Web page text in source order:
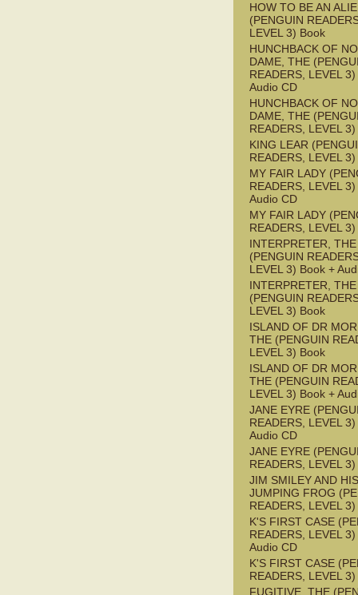
HOW TO BE AN
(PENGUIN
LEVEL 3) Book
HUNCHBACK OF
DAME, THE
READERS, LEVEL
Audio CD
HUNCHBACK OF
DAME, THE
READERS, LEVEL
KING LEAR
READERS, LEVEL
MY FAIR LADY
READERS, LEVEL
Audio CD
MY FAIR LADY
READERS, LEVEL
INTERPRETER, THE
(PENGUIN
LEVEL 3) Book +
INTERPRETER, THE
(PENGUIN
LEVEL 3) Book
ISLAND OF DR
THE (PENGUIN
LEVEL 3) Book
ISLAND OF DR
THE (PENGUIN
LEVEL 3) Book +
JANE EYRE
READERS, LEVEL
Audio CD
JANE EYRE
READERS, LEVEL
JIM SMILEY AND HIS
JUMPING FROG
READERS, LEVEL
K'S FIRST CASE
READERS, LEVEL
Audio CD
K'S FIRST CASE
READERS, LEVEL
FUGITIVE, THE